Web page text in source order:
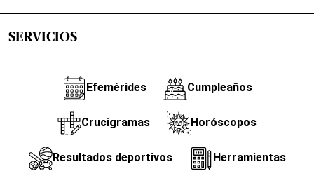
SERVICIOS
Efemérides Cumpleaños
Crucigramas Horóscopos
Resultados deportivos Herramientas